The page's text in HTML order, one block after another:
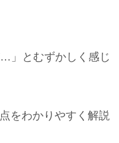
」とむずかしく感じ
をわかりやすく解説